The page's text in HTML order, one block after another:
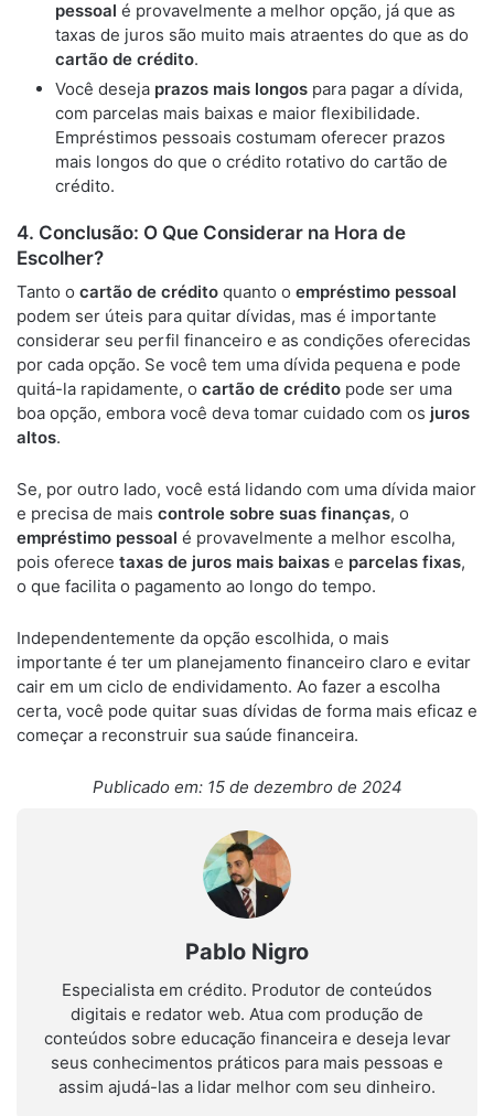
pessoal é provavelmente a melhor opção, já que as
taxas de juros são muito mais atraentes do que as do
cartão de crédito.
Você deseja prazos mais longos para pagar a dívida,
com parcelas mais baixas e maior flexibilidade.
Empréstimos pessoais costumam oferecer prazos
mais longos do que o crédito rotativo do cartão de
crédito.
4. Conclusão: O Que Considerar na Hora de
Escolher?
Tanto o cartão de crédito quanto o empréstimo pessoal
podem ser úteis para quitar dívidas, mas é importante
considerar seu perfil financeiro e as condições oferecidas
por cada opção. Se você tem uma dívida pequena e pode
quitá-la rapidamente, o cartão de crédito pode ser uma
boa opção, embora você deva tomar cuidado com os juros
altos.
Se, por outro lado, você está lidando com uma dívida maior
e precisa de mais controle sobre suas finanças, o
empréstimo pessoal é provavelmente a melhor escolha,
pois oferece taxas de juros mais baixas e parcelas fixas,
o que facilita o pagamento ao longo do tempo.
Independentemente da opção escolhida, o mais
importante é ter um planejamento financeiro claro e evitar
cair em um ciclo de endividamento. Ao fazer a escolha
certa, você pode quitar suas dívidas de forma mais eficaz e
começar a reconstruir sua saúde financeira.
Publicado em: 15 de dezembro de 2024
Pablo Nigro
Especialista em crédito. Produtor de conteúdos
digitais e redator web. Atua com produção de
conteúdos sobre educação financeira e deseja levar
seus conhecimentos práticos para mais pessoas e
assim ajudá-las a lidar melhor com seu dinheiro.